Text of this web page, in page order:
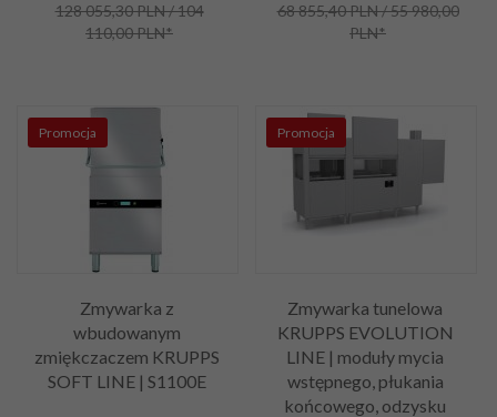
128 055,30 PLN / 104
110,00 PLN*
68 855,40 PLN / 55 980,00
PLN*
Promocja
Zmywarka z
wbudowanym
zmiękczaczem KRUPPS
SOFT LINE | S1100E
Promocja
Zmywarka tunelowa
KRUPPS EVOLUTION
LINE | moduły mycia
wstępnego, płukania
końcowego, odzysku